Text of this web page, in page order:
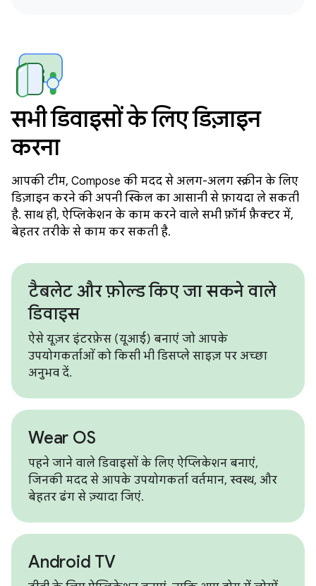
सभी डिवाइसों के लिए डिज़ाइन
करना
आपकी टीम, Compose की मदद से अलग-अलग स्क्रीन के लिए
डिज़ाइन करने की अपनी स्किल का आसानी से फ़ायदा ले सकती
है. साथ ही, ऐप्लिकेशन के काम करने वाले सभी फ़ॉर्म फ़ैक्टर में,
बेहतर तरीके से काम कर सकती है.
टैबलेट और फ़ोल्ड किए जा सकने वाले
डिवाइस
ऐसे यूज़र इंटरफ़ेस (यूआई) बनाएं जो आपके
उपयोगकर्ताओं को किसी भी डिसप्ले साइज़ पर अच्छा
अनुभव दें.
Wear OS
पहने जाने वाले डिवाइसों के लिए ऐप्लिकेशन बनाएं,
जिनकी मदद से आपके उपयोगकर्ता वर्तमान, स्वस्थ, और
बेहतर ढंग से ज़्यादा जिएं.
Android TV